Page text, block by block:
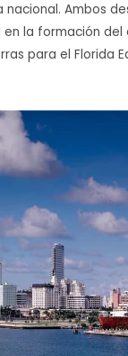
Ambos
la formación del
para el Florida